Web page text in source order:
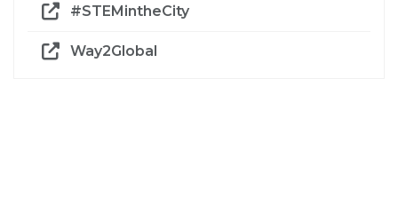
#STEMintheCity
Way2Global